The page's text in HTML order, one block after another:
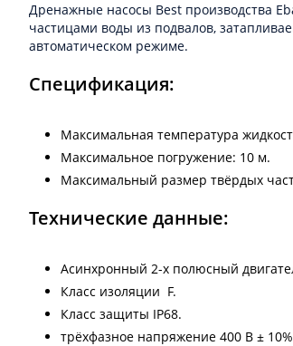
Дренажные насосы Best производства
частицами воды из подвалов,
автоматическом режиме.
Спецификация:
Максимальная температура
Максимальное погружение: 10 м.
Максимальный размер твёрдых
Технические данные:
Асинхронный 2-х полюсный
Класс изоляции F.
Класс защиты IP68.
трёхфазное напряжение 400 В ±